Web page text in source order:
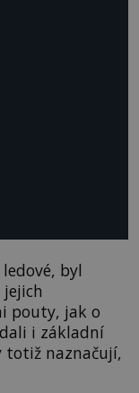
byl
pouty, jak o
i základní
totiž naznačují,